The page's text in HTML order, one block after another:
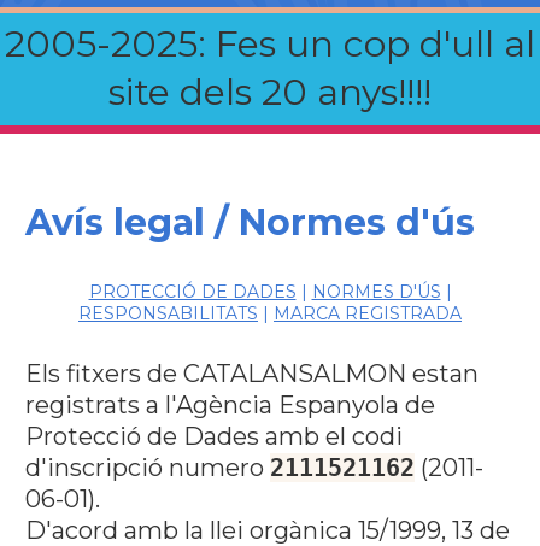
2005-2025: Fes un cop d'ull al
site dels 20 anys!!!!
Avís legal / Normes d'ús
PROTECCIÓ DE DADES | NORMES D'ÚS |
RESPONSABILITATS | MARCA REGISTRADA
Els fitxers de CATALANSALMON estan
registrats a l'Agència Espanyola de
Protecció de Dades amb el codi
d'inscripció numero 2111521162 (2011-
06-01).
D'acord amb la llei orgànica 15/1999, 13 de